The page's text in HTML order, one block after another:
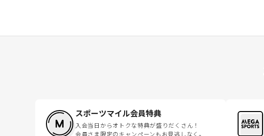
スポーツマイル会員特典
入会当日からオトクな特典が盛りだくさん！
会員さま限定のキャンペーンもお見逃しなく。